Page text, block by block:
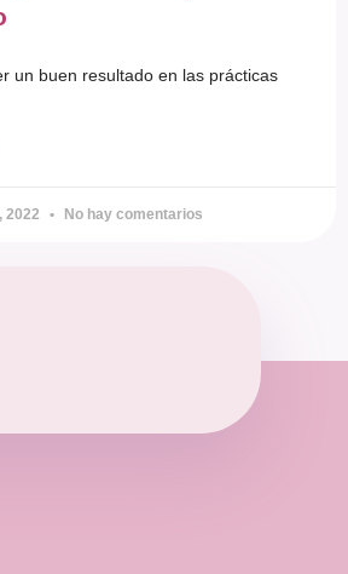
un buen resultado en las prácticas
2022 No hay comentarios